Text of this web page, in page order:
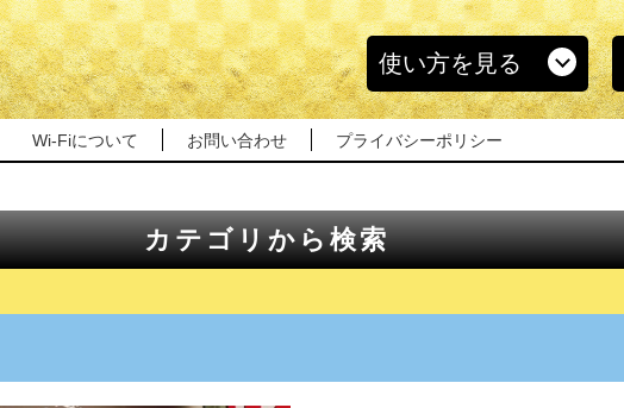
使い方を見る
Wi-Fiについて お問い合わせ プライバシーポリシー
カテゴリから検索